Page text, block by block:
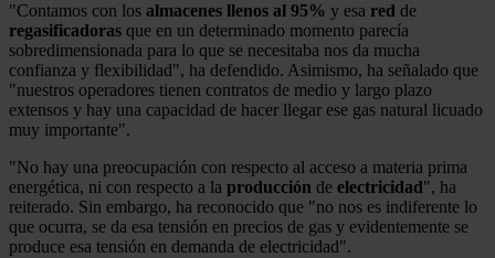
"Contamos con los almacenes llenos al 95% y esa red de
regasificadoras que en un determinado momento parecía
sobredimensionada para lo que se necesitaba nos da mucha
confianza y flexibilidad", ha defendido. Asimismo, ha señalado que
"nuestros operadores tienen contratos de medio y largo plazo
extensos y hay una capacidad de hacer llegar ese gas natural licuado
muy importante".
"No hay una preocupación con respecto al acceso a materia prima
energética, ni con respecto a la producción de electricidad", ha
reiterado. Sin embargo, ha reconocido que "no nos es indiferente lo
que ocurra, se da esa tensión en precios de gas y evidentemente se
produce esa tensión en demanda de electricidad".